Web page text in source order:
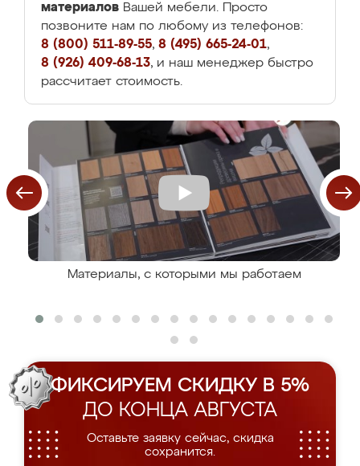
материалов Вашей мебели. Просто
позвоните нам по любому из телефонов:
8 (800) 511-89-55, 8 (495) 665-24-01,
8 (926) 409-68-13, и наш менеджер быстро
рассчитает стоимость.
Материалы, с которыми мы работаем
ФИКСИРУЕМ СКИДКУ В 5%
ДО КОНЦА АВГУСТА
Оставьте заявку сейчас, скидка
сохранится.